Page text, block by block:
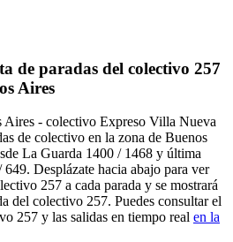
de paradas del colectivo 257
Aires
Aires - colectivo Expreso Villa Nueva
de colectivo en la zona de Buenos
La Guarda 1400 / 1468 y última
Desplázate hacia abajo para ver
257 a cada parada y se mostrará
del colectivo 257. Puedes consultar el
257 y las salidas en tiempo real en la